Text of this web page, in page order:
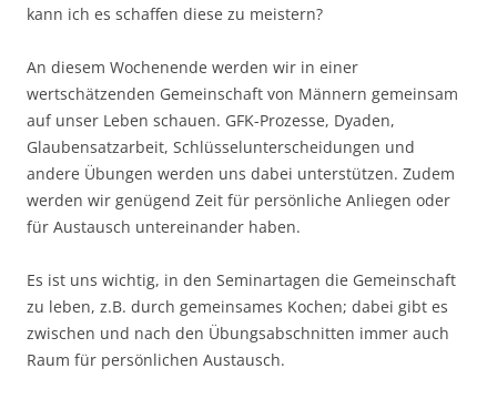
kann ich es schaffen diese zu meistern?
An diesem Wochenende werden wir in einer
wertschätzenden Gemeinschaft von Männern gemeinsam
auf unser Leben schauen. GFK-Prozesse, Dyaden,
Glaubensatzarbeit, Schlüsselunterscheidungen und
andere Übungen werden uns dabei unterstützen. Zudem
werden wir genügend Zeit für persönliche Anliegen oder
für Austausch untereinander haben.
Es ist uns wichtig, in den Seminartagen die Gemeinschaft
zu leben, z.B. durch gemeinsames Kochen; dabei gibt es
zwischen und nach den Übungsabschnitten immer auch
Raum für persönlichen Austausch.